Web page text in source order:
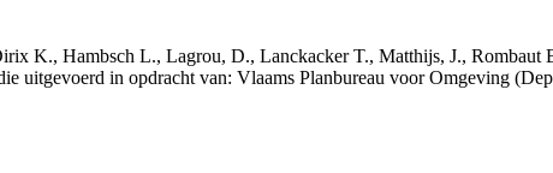
K., Hambsch L., Lagrou, D., Lanckacker T., Matthijs, J., Rombaut
in opdracht van: Vlaams Planbureau voor Omgeving